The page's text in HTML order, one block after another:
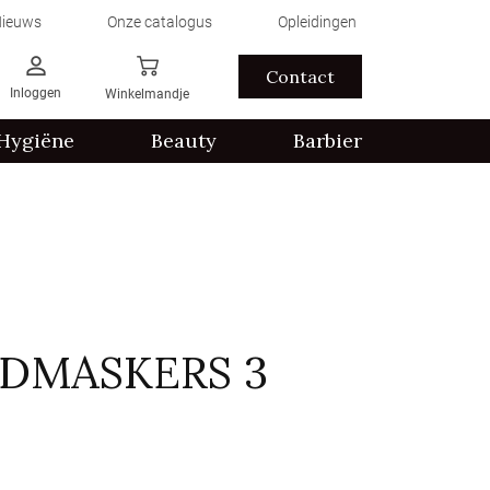
Onze catalogus Opleidingen
Inloggen Winkelmandje
Contact
Beauty Barbier
3